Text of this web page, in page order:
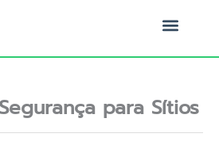
para Sítios